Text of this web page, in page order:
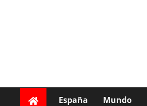
España Mundo